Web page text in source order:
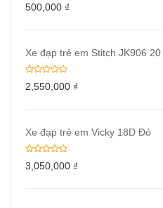
500,000 ₫
Xe đạp trẻ em Stitch JK906
2,550,000 ₫
Xe đạp trẻ em Vicky 18D Đỏ
3,050,000 ₫